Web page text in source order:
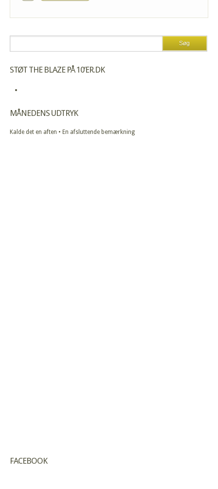
STØT THE BLAZE PÅ 10’ER.DK
MÅNEDENS UDTRYK
Kalde det en aften • En afsluttende bemærkning
FACEBOOK